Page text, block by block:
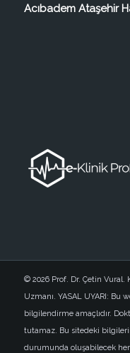
Acıbadem Ataşehir
© 2026 Prof. Dr. Çetin Vural.
Uzmanı. YASAL UYARI:
bilgilendirme amaçlıdır.
tutamaz. Bu sitedeki
durumunda oluşabilecek